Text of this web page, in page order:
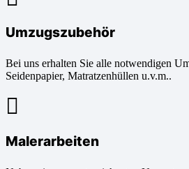
Umzugszubehör
Bei uns erhalten Sie alle notwendigen
Seidenpapier, Matratzenhüllen u.v.m..
Malerarbeiten